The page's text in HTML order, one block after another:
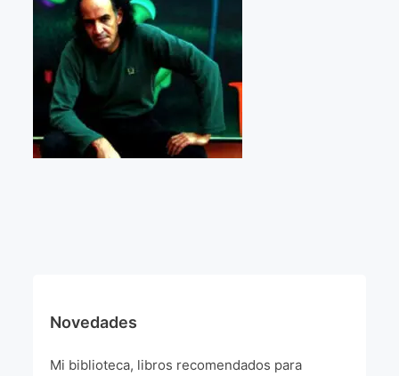
Aviso legal
Política de cookies
Expositions
Bruit de gommettes Paris 2025
Novedades
Mi biblioteca, libros recomendados para